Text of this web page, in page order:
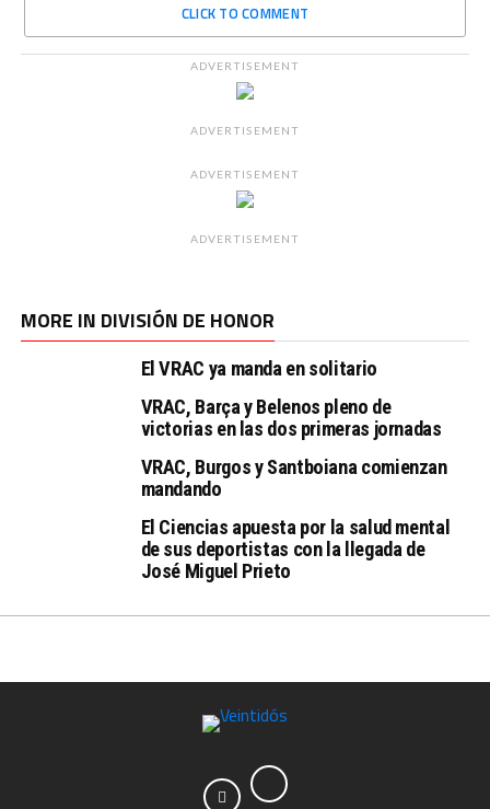
CLICK TO COMMENT
ADVERTISEMENT
ADVERTISEMENT
ADVERTISEMENT
ADVERTISEMENT
MORE IN DIVISIÓN DE HONOR
El VRAC ya manda en solitario
VRAC, Barça y Belenos pleno de
victorias en las dos primeras jornadas
VRAC, Burgos y Santboiana comienzan
mandando
El Ciencias apuesta por la salud mental
de sus deportistas con la llegada de
José Miguel Prieto